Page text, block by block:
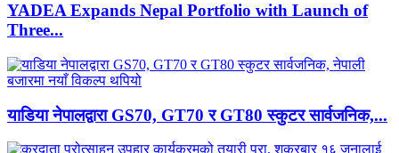
YADEA Expands Nepal Portfolio with Launch of
Three...
याडिया नेपालद्वारा GS70, GT70 र GT80 स्कुटर सार्वजनिक,...